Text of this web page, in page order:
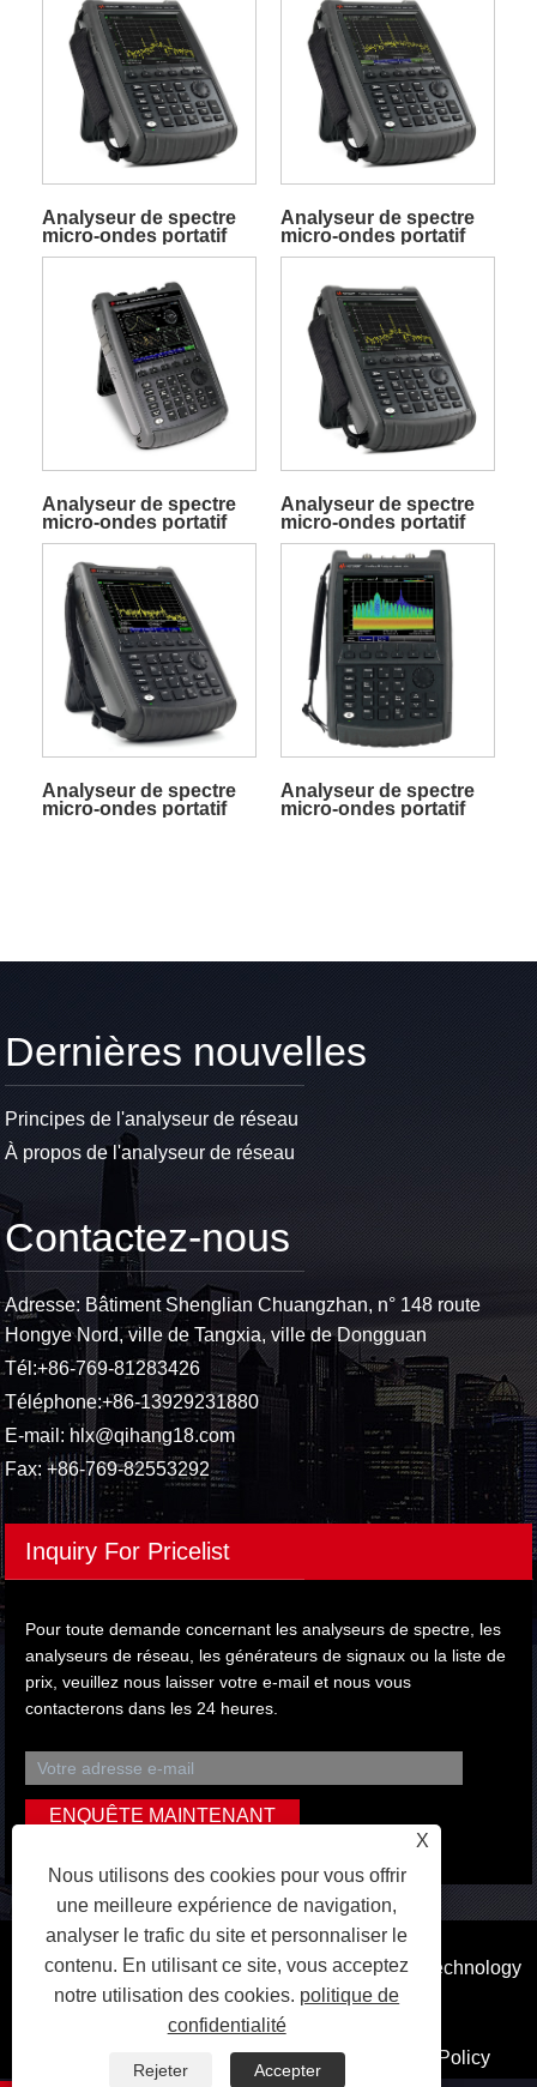
Analyseur de spectre
micro-ondes portatif
FieldFox N9962A
Analyseur de spectre
micro-ondes portatif
FieldFox N9960A
Analyseur de spectre
micro-ondes portatif
FieldFox N9952B
Analyseur de spectre
micro-ondes portatif
FieldFox N9952A
Analyseur de spectre
micro-ondes portatif
Analyseur de spectre
micro-ondes portatif
Dernières nouvelles
Principes de l'analyseur de réseau
À propos de l'analyseur de réseau
Contactez-nous
Adresse: Bâtiment Shenglian Chuangzhan, n° 148 route
Hongye Nord, ville de Tangxia, ville de Dongguan
Tél:+86-769-81283426
Téléphone:+86-13929231880
E-mail: hlx@qihang18.com
Fax: +86-769-82553292
Inquiry For Pricelist
Pour toute demande concernant les analyseurs de spectre, les
analyseurs de réseau, les générateurs de signaux ou la liste de
prix, veuillez nous laisser votre e-mail et nous vous
contacterons dans les 24 heures.
Copyright © 2023 Dongguan Qihang Electronic Technology
Co., Ltd. Tous droits réservés.
RSS XML Privacy Policy
X
Nous utilisons des cookies pour vous offrir
une meilleure expérience de navigation,
analyser le trafic du site et personnaliser le
contenu. En utilisant ce site, vous acceptez
notre utilisation des cookies. politique de
confidentialité
Rejeter Accepter